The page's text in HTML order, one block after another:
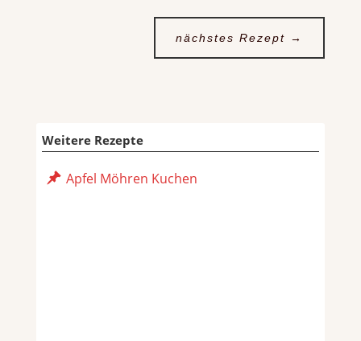
nächstes Rezept →
Weitere Rezepte
Apfel Möhren Kuchen